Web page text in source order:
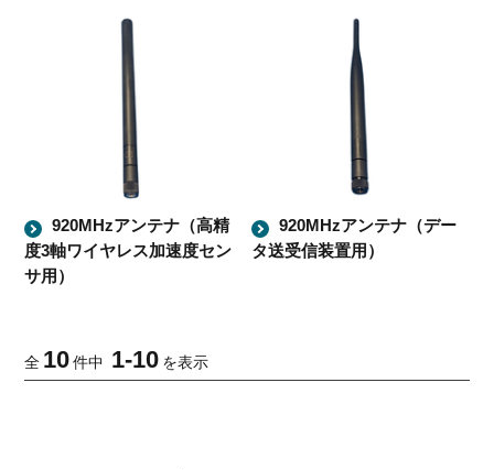
920MHzアンテナ（高精
度3軸ワイヤレス加速度セン
サ用）
920MHzアンテナ（デー
タ送受信装置用）
全 10 件中 1-10 を表示